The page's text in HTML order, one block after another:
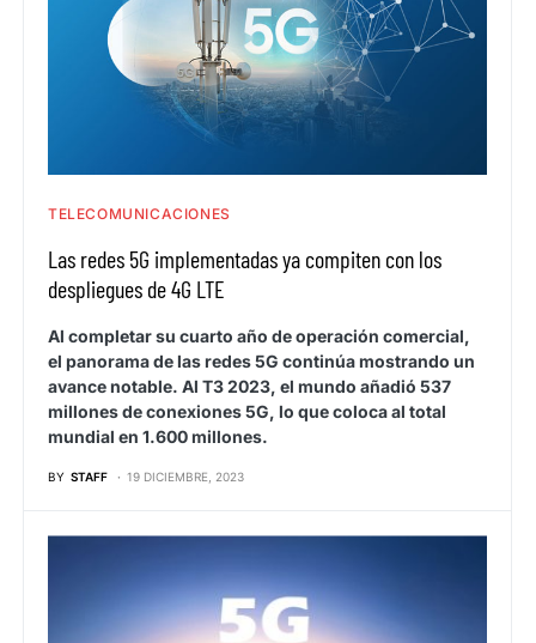
TELECOMUNICACIONES
Las redes 5G implementadas ya compiten con los
despliegues de 4G LTE
Al completar su cuarto año de operación comercial,
el panorama de las redes 5G continúa mostrando un
avance notable. Al T3 2023, el mundo añadió 537
millones de conexiones 5G, lo que coloca al total
mundial en 1.600 millones.
BY STAFF 19 DICIEMBRE, 2023